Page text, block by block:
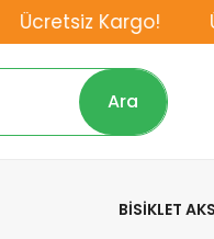
Ücretsiz Kargo!
Ara
BİSİKLET